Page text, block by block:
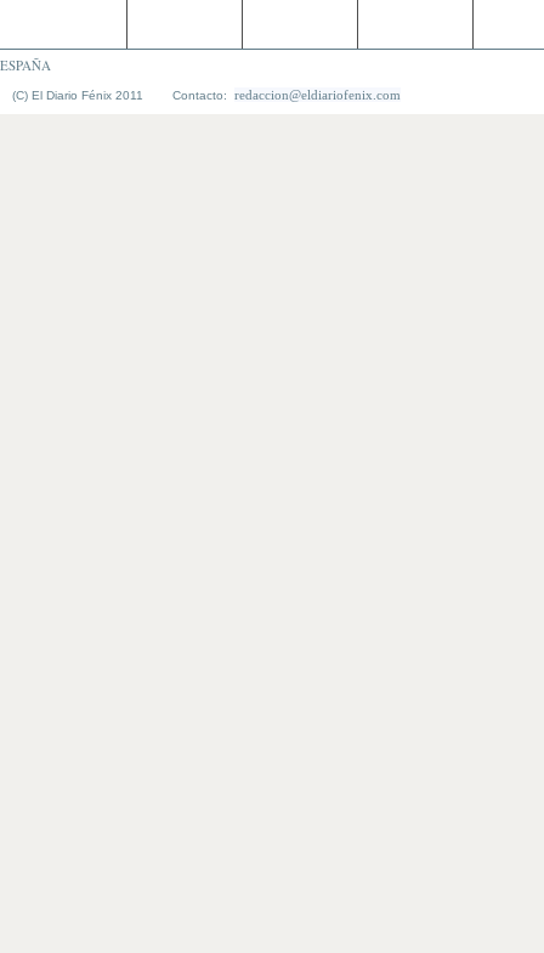
ESPAÑA
(C) El Diario Fénix 2011 Contacto: redaccion@eldiariofenix.com